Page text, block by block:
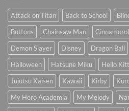
Attack on Titan Back to School
Buttons
Chainsaw Man
Demon Slayer
Disney Dragon Ball
Halloween
Hatsune Miku Hello
Jujutsu Kaisen
Kawaii Kirby
My Hero Academia
My Melody